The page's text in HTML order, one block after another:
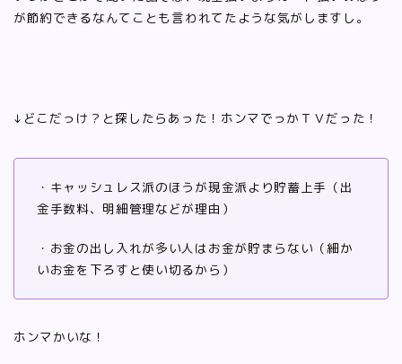
が節約できるなんてことも言われてたような気がしますし。
↓どこだっけ？と探したらあった！ホンマでっかＴＶだった！
・キャッシュレス派のほうが現金派より貯蓄上手（出
金手数料、明細管理などが理由）
・お金の出し入れが多い人はお金が貯まらない（細か
いお金を下ろすと使い切るから）
ホンマかいな！